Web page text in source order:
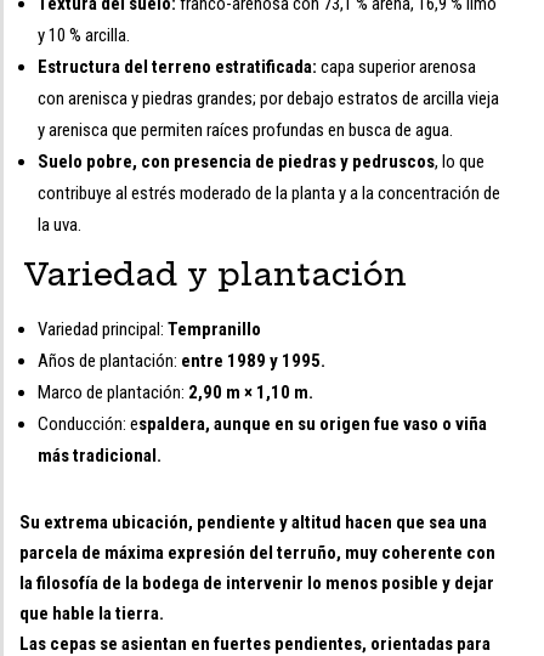
y 10 % arcilla.
Estructura del terreno estratificada: capa superior arenosa
con arenisca y piedras grandes; por debajo estratos de arcilla vieja
y arenisca que permiten raíces profundas en busca de agua.
Suelo pobre, con presencia de piedras y pedruscos, lo que
contribuye al estrés moderado de la planta y a la concentración de
la uva.
Variedad y plantación
Variedad principal: Tempranillo
Años de plantación: entre 1989 y 1995.
Marco de plantación: 2,90 m × 1,10 m.
Conducción: espaldera, aunque en su origen fue vaso o viña
más tradicional.
Su extrema ubicación, pendiente y altitud hacen que sea una
parcela de máxima expresión del terruño, muy coherente con
la filosofía de la bodega de intervenir lo menos posible y dejar
que hable la tierra.
Las cepas se asientan en fuertes pendientes, orientadas para